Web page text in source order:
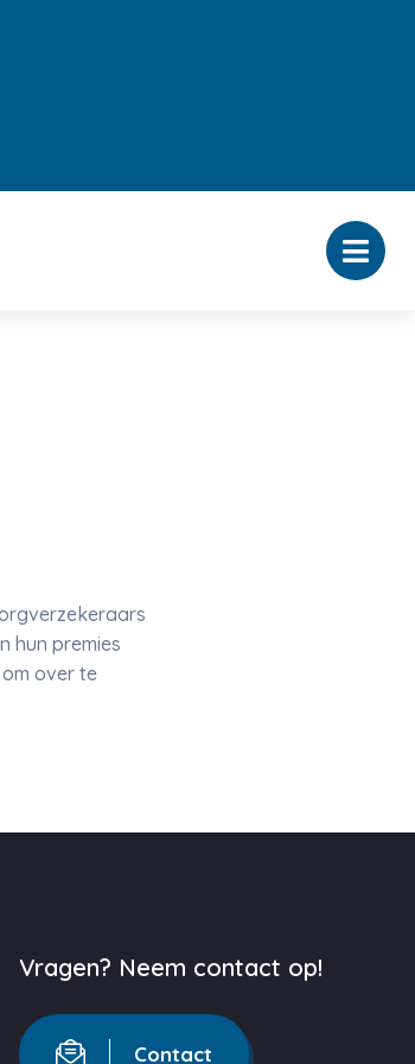
hun premies
over te
Vragen? Neem contact op!
Contact